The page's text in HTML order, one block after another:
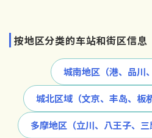
按地区分类的车站和街区信息
城南地区（港、品川
城北区域（文京、丰岛、板
多摩地区（立川、八王子、三